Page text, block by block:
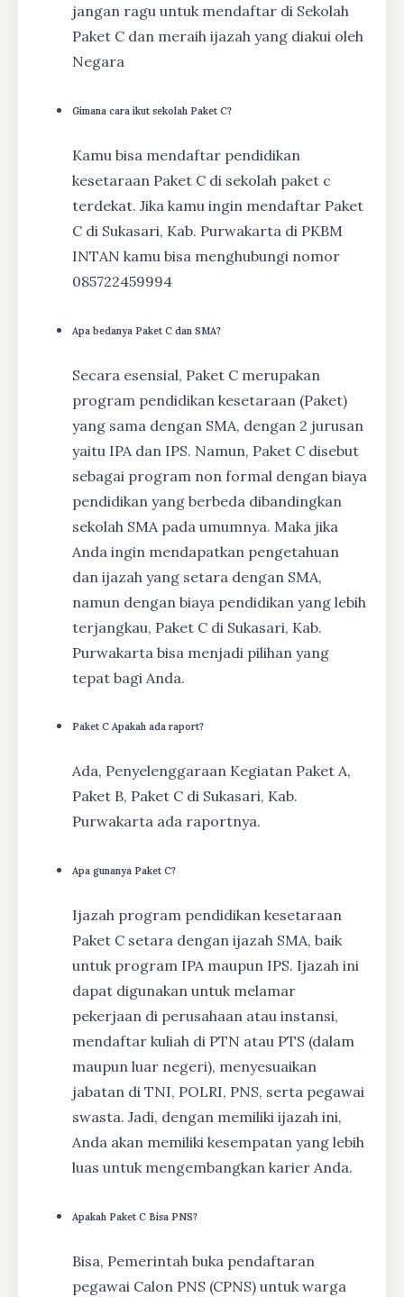
jangan ragu untuk mendaftar di Sekolah
Paket C dan meraih ijazah yang diakui oleh
Negara
Gimana cara ikut sekolah Paket C?
Kamu bisa mendaftar pendidikan
kesetaraan Paket C di sekolah paket c
terdekat. Jika kamu ingin mendaftar Paket
C di Sukasari, Kab. Purwakarta di PKBM
INTAN kamu bisa menghubungi nomor
085722459994
Apa bedanya Paket C dan SMA?
Secara esensial, Paket C merupakan
program pendidikan kesetaraan (Paket)
yang sama dengan SMA, dengan 2 jurusan
yaitu IPA dan IPS. Namun, Paket C disebut
sebagai program non formal dengan biaya
pendidikan yang berbeda dibandingkan
sekolah SMA pada umumnya. Maka jika
Anda ingin mendapatkan pengetahuan
dan ijazah yang setara dengan SMA,
namun dengan biaya pendidikan yang lebih
terjangkau, Paket C di Sukasari, Kab.
Purwakarta bisa menjadi pilihan yang
tepat bagi Anda.
Paket C Apakah ada raport?
Ada, Penyelenggaraan Kegiatan Paket A,
Paket B, Paket C di Sukasari, Kab.
Purwakarta ada raportnya.
Apa gunanya Paket C?
Ijazah program pendidikan kesetaraan
Paket C setara dengan ijazah SMA, baik
untuk program IPA maupun IPS. Ijazah ini
dapat digunakan untuk melamar
pekerjaan di perusahaan atau instansi,
mendaftar kuliah di PTN atau PTS (dalam
maupun luar negeri), menyesuaikan
jabatan di TNI, POLRI, PNS, serta pegawai
swasta. Jadi, dengan memiliki ijazah ini,
Anda akan memiliki kesempatan yang lebih
luas untuk mengembangkan karier Anda.
Apakah Paket C Bisa PNS?
Bisa, Pemerintah buka pendaftaran
pegawai Calon PNS (CPNS) untuk warga